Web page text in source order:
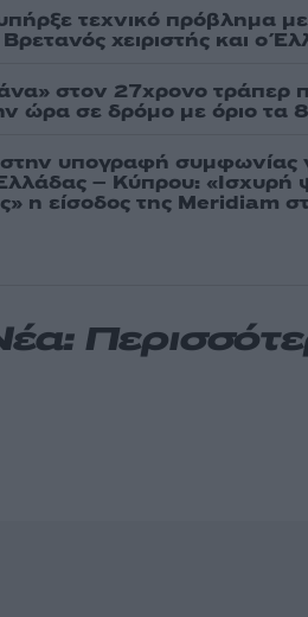
τεχνικό πρόβλημα με
χειριστής και ο
στον 27χρονο τράπερ
ώρα σε δρόμο με όριο τα
υπογραφή συμφωνίας
– Κύπρου: «Ισχυρή
η είσοδος της Meridiam